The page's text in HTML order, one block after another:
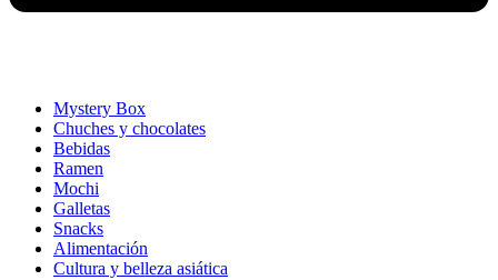
Mystery Box
Chuches y chocolates
Bebidas
Ramen
Mochi
Galletas
Snacks
Alimentación
Cultura y belleza asiática